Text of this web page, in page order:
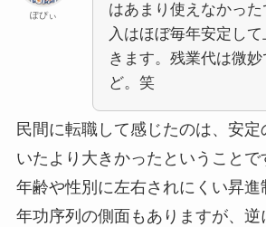
ぽぴぃ
はあまり使えなかった
入はほぼ毎年安定し
きます。残業代は微
ど。笑
民間に転職して感じたのは、安定
いたより大きかったということで
年齢や性別に左右されにくい昇進
年功序列の側面もありますが、逆